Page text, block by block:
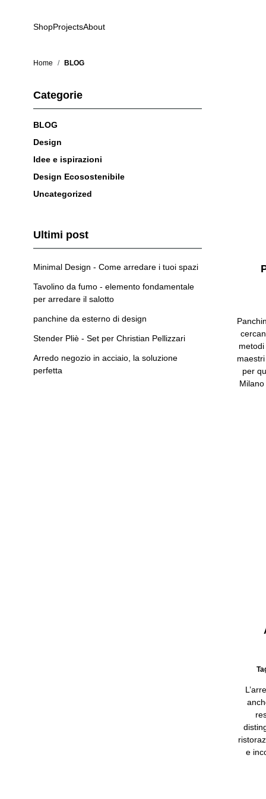
ShopProjectsAbout
Home / BLOG
Categorie
BLOG
Design
Idee e ispirazioni
Design Ecosostenibile
Uncategorized
Ultimi post
Minimal Design - Come arredare i tuoi spazi
Tavolino da fumo - elemento fondamentale
per arredare il salotto
panchine da esterno di design
Stender Pliè - Set per Christian Pellizzari
Arredo negozio in acciaio, la soluzione
perfetta
per
e